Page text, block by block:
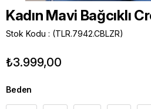
Kadın Mavi Bağcıklı
Stok Kodu (TLR.7942.CBLZR)
₺3.999,00
Beden